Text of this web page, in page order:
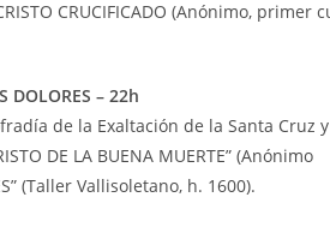
CRUCIFICADO (Anónimo, primer
DOLORES – 22h
de la Exaltación de la Santa Cruz
DE LA BUENA MUERTE” (Anónimo
(Taller Vallisoletano, h. 1600).